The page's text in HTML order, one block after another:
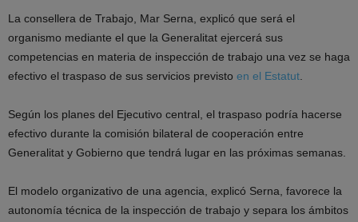
La consellera de Trabajo, Mar Serna, explicó que será el
organismo mediante el que la Generalitat ejercerá sus
competencias en materia de inspección de trabajo una vez se haga
efectivo el traspaso de sus servicios previsto en el Estatut
Según los planes del Ejecutivo central, el traspaso podría hacerse
efectivo durante la comisión bilateral de cooperación entre
Generalitat y Gobierno que tendrá lugar en las próximas semanas.
El modelo organizativo de una agencia, explicó Serna, favorece la
autonomía técnica de la inspección de trabajo y separa los ámbitos